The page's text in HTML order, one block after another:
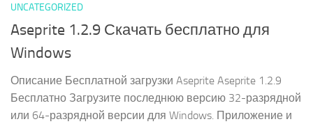
UNCATEGORIZED
Aseprite 1.2.9 Скачать бесплатно для
Windows
Описание Бесплатной загрузки Aseprite Aseprite 1.2.9
Бесплатно Загрузите последнюю версию 32-разрядной
или 64-разрядной версии для Windows. Приложение и